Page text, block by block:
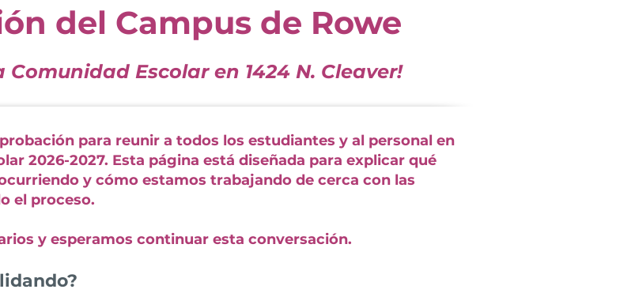
del Campus de Rowe
Comunidad Escolar en 1424 N. Cleaver!
para reunir a todos los estudiantes y al personal en
2026-2027. Esta página está diseñada para explicar qué
y cómo estamos trabajando de cerca con las
el proceso.
y esperamos continuar esta conversación.